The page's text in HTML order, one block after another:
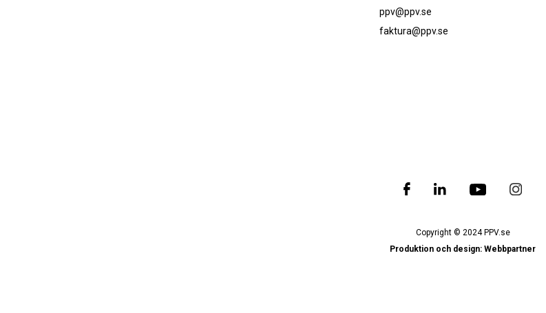
ppv@ppv.se
faktura@ppv.se
Copyright © 2024 PPV.se
Produktion och design: Webbpartner